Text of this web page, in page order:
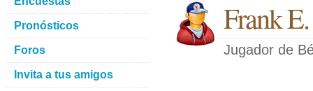
Frank
Jugador de
Pronósticos
Foros
Invita a tus amigos